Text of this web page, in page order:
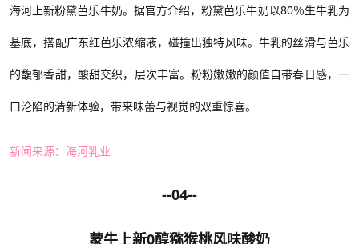
海河 上新粉黛芭乐牛奶。 据官方介绍，粉黛芭乐牛奶以80％生牛乳为
基底，搭配广东红芭乐浓缩液，碰撞出独特风味。牛乳的丝滑与芭乐
的馥郁香甜，酸甜交织，层次丰富。粉粉嫩嫩的颜值自带春日感，一
口沦陷的清新体验，带来味蕾与视觉的双重惊喜。
新闻来源：海河乳业
--04--
蒙牛上新0醇猕猴桃风味酸奶